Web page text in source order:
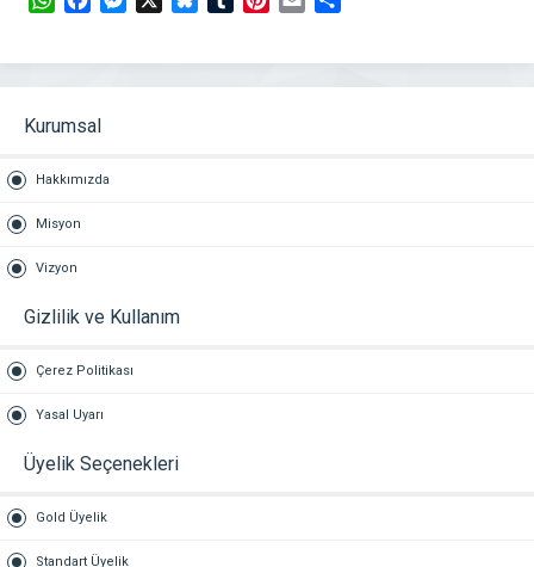
Kurumsal
Hakkımızda
Misyon
Vizyon
Gizlilik ve Kullanım
Çerez Politikası
Yasal Uyarı
Üyelik Seçenekleri
Gold Üyelik
Standart Üyelik